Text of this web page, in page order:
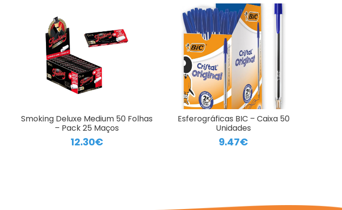
Smoking Deluxe Medium 50 Folhas
– Pack 25 Maços
12.30€
Esferográficas BIC – Caixa 50
Unidades
9.47€